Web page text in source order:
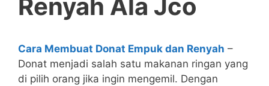
Renyah Ala Jco
Cara Membuat Donat Empuk dan Renyah –
Donat menjadi salah satu makanan ringan yang
di pilih orang jika ingin mengemil. Dengan